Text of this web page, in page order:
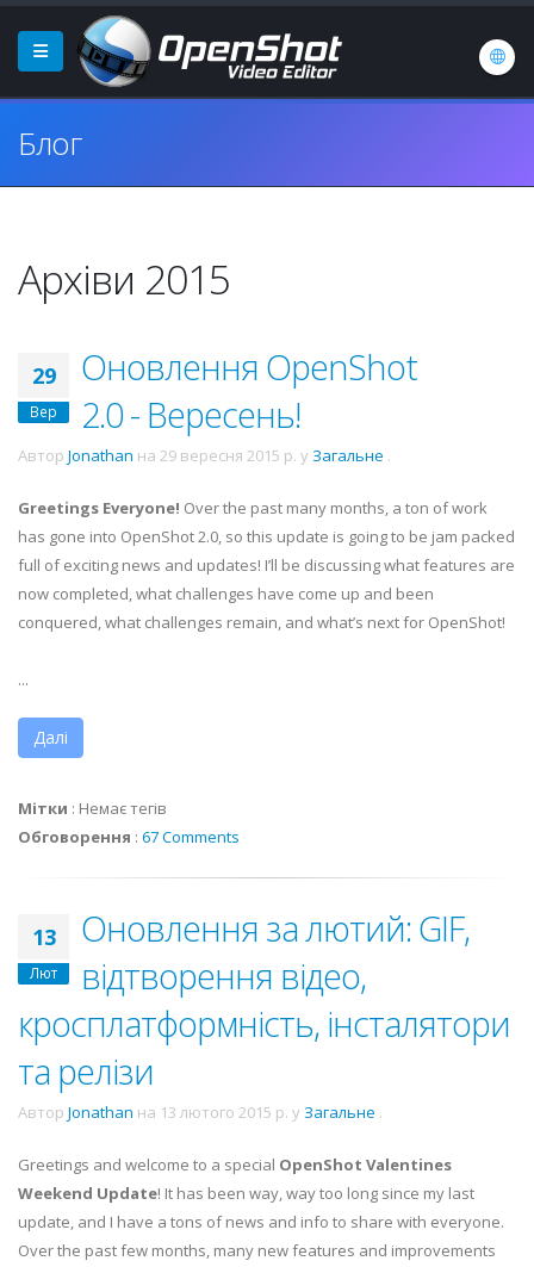
Блог
Архіви 2015
29
Вер
Оновлення OpenShot
2.0 - Вересень!
Автор Jonathan на 29 вересня 2015 р. у Загальне .
Greetings Everyone! Over the past many months, a ton of work
has gone into OpenShot 2.0, so this update is going to be jam packed
full of exciting news and updates! I’ll be discussing what features are
now completed, what challenges have come up and been
conquered, what challenges remain, and what’s next for OpenShot!
...
Далі
Мітки : Немає тегів
Обговорення : 67 Comments
13
Лют
Оновлення за лютий: GIF,
відтворення відео,
кросплатформність, інсталятори
та релізи
Автор Jonathan на 13 лютого 2015 р. у Загальне .
Greetings and welcome to a special OpenShot Valentines
Weekend Update! It has been way, way too long since my last
update, and I have a tons of news and info to share with everyone.
Over the past few months, many new features and improvements